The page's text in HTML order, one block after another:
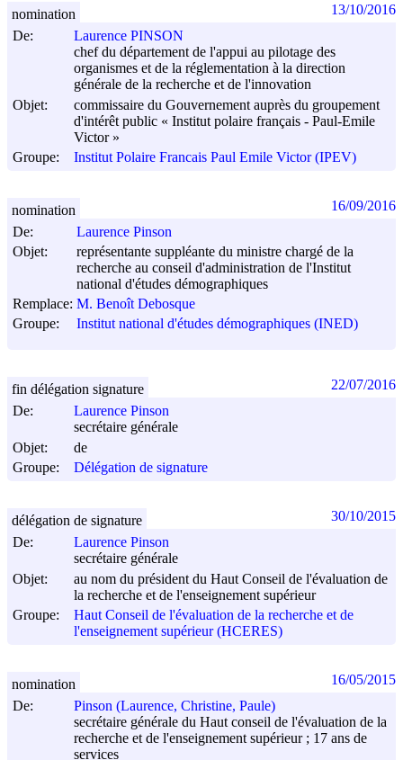
De:
Laurence PINSON
chef du département de l'appui au pilotage des
organismes et de la réglementation à la direction
générale de la recherche et de l'innovation
Objet:
commissaire du Gouvernement auprès du groupement
d'intérêt public « Institut polaire français - Paul-Emile
Victor »
Groupe:
Institut Polaire Francais Paul Emile Victor (IPEV)
nomination 13/10/2016
De:
Laurence Pinson
Objet:
représentante suppléante du ministre chargé de la
recherche au conseil d'administration de l'Institut
national d'études démographiques
Remplace: M. Benoît Debosque
Groupe:
Institut national d'études démographiques (INED)
nomination 16/09/2016
De:
Laurence Pinson
secrétaire générale
Objet:
de
Groupe:
Délégation de signature
fin délégation signature 22/07/2016
De:
Laurence Pinson
secrétaire générale
Objet:
au nom du président du Haut Conseil de l'évaluation de
la recherche et de l'enseignement supérieur
Groupe:
Haut Conseil de l'évaluation de la recherche et de
l'enseignement supérieur (HCERES)
délégation de signature 30/10/2015
De:
Pinson (Laurence, Christine, Paule)
secrétaire générale du Haut conseil de l'évaluation de la
recherche et de l'enseignement supérieur ; 17 ans de
services
nomination 16/05/2015